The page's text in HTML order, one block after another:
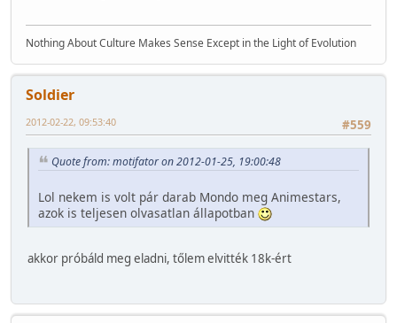
Nothing About Culture Makes Sense Except in the Light of Evolution
Soldier
#559
2012-02-22, 09:53:40
Quote from: motifator on 2012-01-25, 19:00:48
Lol nekem is volt pár darab Mondo meg Animestars,
azok is teljesen olvasatlan állapotban
akkor próbáld meg eladni, tőlem elvitték 18k-ért